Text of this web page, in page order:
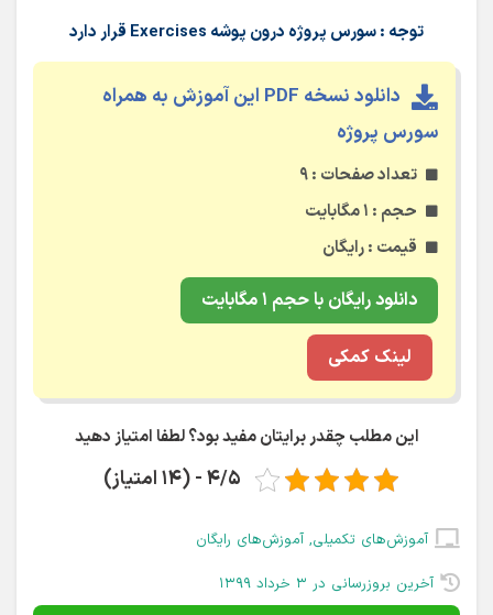
توجه : سورس پروژه درون پوشه Exercises قرار دارد
دانلود نسخه PDF این آموزش به همراه
سورس پروژه
تعداد صفحات : ۹
حجم : ۱ مگابایت
قیمت : رایگان
دانلود رایگان با حجم ۱ مگابایت
لینک کمکی
این مطلب چقدر برایتان مفید بود؟ لطفا امتیاز دهید
4/5 - (14 امتیاز)
آموزش‌های تکمیلی, آموزش‌های رایگان
آخرین بروزرسانی در ۳ خرداد ۱۳۹۹